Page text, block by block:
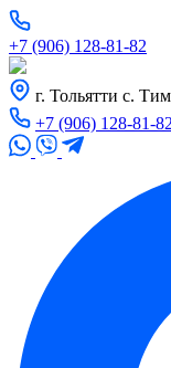
+7 (906) 128-81-82
г. Тольятти с.
+7 (906) 128-81-82